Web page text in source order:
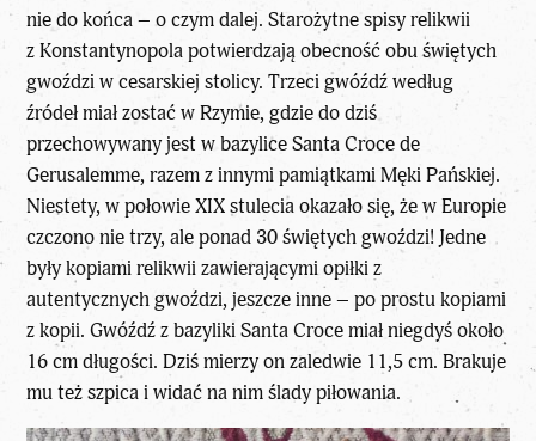
nie do końca – o czym dalej. Starożytne spisy relikwii
z Konstantynopola potwierdzają obecność obu świętych
gwoździ w cesarskiej stolicy. Trzeci gwóźdź według
źródeł miał zostać w Rzymie, gdzie do dziś
przechowywany jest w bazylice Santa Croce de
Gerusalemme, razem z innymi pamiątkami Męki Pańskiej.
Niestety, w połowie XIX stulecia okazało się, że w Europie
czczono nie trzy, ale ponad 30 świętych gwoździ! Jedne
były kopiami relikwii zawierającymi opiłki z
autentycznych gwoździ, jeszcze inne – po prostu kopiami
z kopii. Gwóźdź z bazyliki Santa Croce miał niegdyś około
16 cm długości. Dziś mierzy on zaledwie 11,5 cm. Brakuje
mu też szpica i widać na nim ślady piłowania.